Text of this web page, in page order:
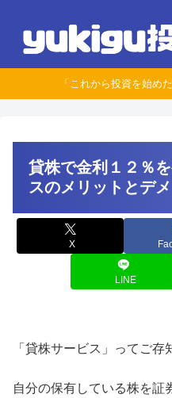
「これから投資を始め
貸株で金利１２％
スのメリットとデ
X
LINE
「貸株サービス」ってご存
自分の保有している株を証